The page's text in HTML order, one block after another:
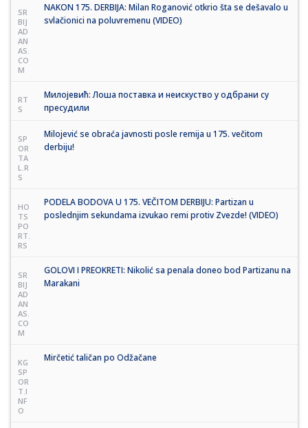
SR
BIJ
AD
AN
AS.
CO
M
NAKON 175. DERBIJA: Milan Roganović otkrio šta se dešavalo u
svlačionici na poluvremenu (VIDEO)
RT
S
Милојевић: Лоша поставка и неискуство у одбрани су
пресудили
SP
OR
TA
L.R
S
Milojević se obraća javnosti posle remija u 175. večitom
derbiju!
HO
TS
PO
RT.
RS
PODELA BODOVA U 175. VEČITOM DERBIJU: Partizan u
poslednjim sekundama izvukao remi protiv Zvezde! (VIDEO)
SR
BIJ
AD
AN
AS.
CO
M
GOLOVI I PREOKRETI: Nikolić sa penala doneo bod Partizanu na
Marakani
KG
SP
OR
T.I
NF
O
Mirčetić taličan po Odžačane